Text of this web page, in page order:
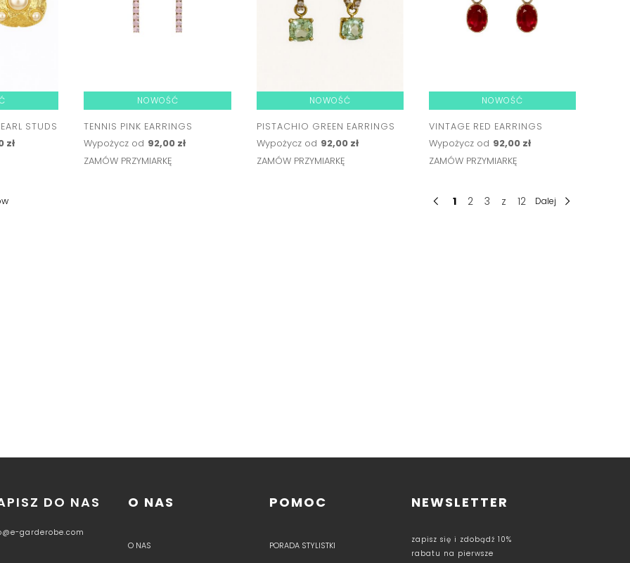
STUDS
zł
NOWOŚĆ
TENNIS PINK EARRINGS
Wypożycz od 92,00 zł
ZAMÓW PRZYMIARKĘ
NOWOŚĆ
PISTACHIO GREEN EARRINGS
Wypożycz od 92,00 zł
ZAMÓW PRZYMIARKĘ
NOWOŚĆ
VINTAGE RED EARRINGS
Wypożycz od 92,00 zł
ZAMÓW PRZYMIARKĘ
1 2 3 z 12 Dalej
DO NAS
garderobe.com
O NAS
O NAS
POMOC
PORADA STYLISTKI
NEWSLETTER
zapisz się i zdobądź 10%
rabatu na pierwsze